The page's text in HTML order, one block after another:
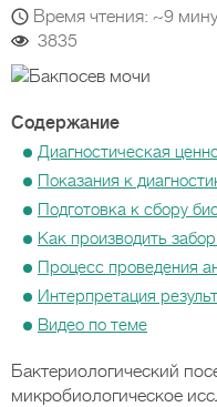
Время чтения: ~9
3835
Содержание
Диагностическая
Показания к
Подготовка к сбору
Как производить
Процесс проведения
Интерпретация
Видео по теме
Бактериологический
микробиологическое